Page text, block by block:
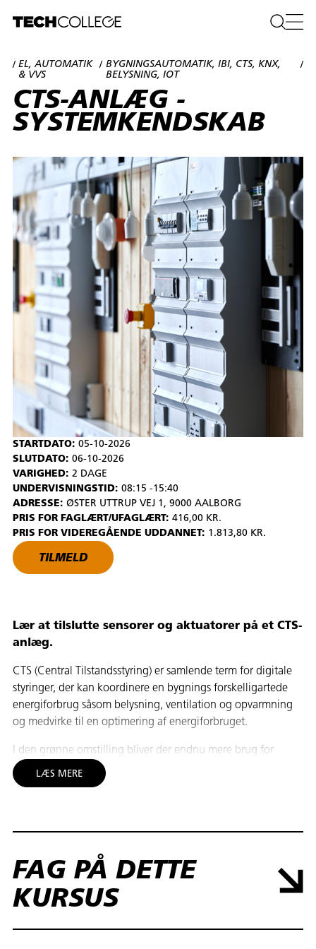
STARTDATO: 05-10-2026
SLUTDATO: 06-10-2026
VARIGHED: 2 DAGE
UNDERVISNINGSTID: 08:15 -15:40
ADRESSE: ØSTER UTTRUP VEJ 1, 9000 AALBORG
PRIS FOR FAGLÆRT/UFAGLÆRT: 416,00 KR.
PRIS FOR VIDEREGÅENDE UDDANNET: 1.813,80 KR.
TILMELD
/EL, AUTOMATIK
& VVS
/ BYGNINGSAUTOMATIK, IBI, CTS, KNX,
BELYSNING, IOT
/
CTS-ANLÆG -
SYSTEMKENDSKAB
Lær at tilslutte sensorer og aktuatorer på et CTS-
anlæg.
CTS (Central Tilstandsstyring) er samlende term for digitale
styringer, der kan koordinere en bygnings forskelligartede
energiforbrug såsom belysning, ventilation og opvarmning
og medvirke til en optimering af energiforbruget.
I den grønne omstilling bliver der endnu mere brug for
intelligent styring af bygningers energiforbrug både på de
individuelle anlæg og af flere sammenkoblede installationer
Kursusindhold
Tilslutning af sensorer og aktuatorer på et CTS-anlæg.
Kendskab til opbygningen af CTS-anlæg (Central
Tilstandskontrol og Styring)
Kendskab til gældende regler og normer for placering
LÆS MERE
FAG PÅ DETTE
KURSUS